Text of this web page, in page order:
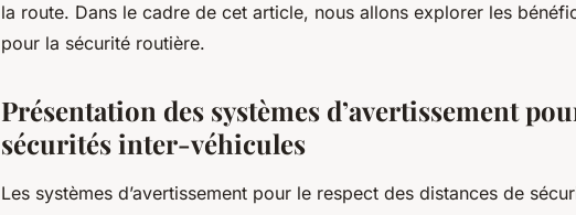
la route. Dans le cadre de cet article, nous allons explorer les
pour la sécurité routière.
Présentation des systèmes d’avertissement
sécurités inter-véhicules
Les systèmes d’avertissement pour le respect des distances de